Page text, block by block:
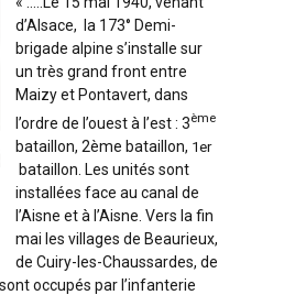
d’Alsace, la 173° Demi-
brigade alpine s’installe sur
un très grand front entre
Maizy et Pontavert, dans
l’ordre de l’ouest à l’est : 3ème
bataillon, 2ème bataillon, 1er
bataillon. Les unités sont
installées face au canal de
l’Aisne et à l’Aisne. Vers la fin
mai les villages de Beaurieux,
de Cuiry-les-Chaussardes, de
occupés par l’infanterie